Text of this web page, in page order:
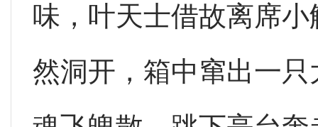
味，叶天士借故离席
然洞开，箱中窜出一